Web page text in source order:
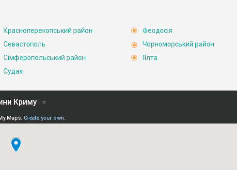
Красноперекопський район
Севастополь
Сімферопольський район
Судак
Феодосія
Чорноморський район
Ялта